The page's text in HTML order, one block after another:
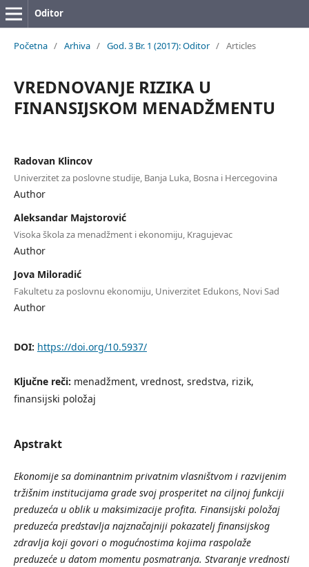
Oditor
Početna / Arhiva / God. 3 Br. 1 (2017): Oditor / Articles
VREDNOVANJE RIZIKA U
FINANSIJSKOM MENADŽMENTU
Radovan Klincov
Univerzitet za poslovne studije, Banja Luka, Bosna i Hercegovina
Author
Aleksandar Majstorović
Visoka škola za menadžment i ekonomiju, Kragujevac
Author
Jova Miloradić
Fakultetu za poslovnu ekonomiju, Univerzitet Edukons, Novi Sad
Author
DOI: https://doi.org/10.5937/
Ključne reči: menadžment, vrednost, sredstva, rizik,
finansijski položaj
Apstrakt
Ekonomije sa dominantnim privatnim vlasništvom i razvijenim
tržišnim institucijama grade svoj prosperitet na ciljnoj funkciji
preduzeća u oblik u maksimizacije profita. Finansijski položaj
preduzeća predstavlja najznačajniji pokazatelj finansijskog
zdravlja koji govori o mogućnostima kojima raspolaže
preduzeće u datom momentu posmatranja. Stvaranje vrednosti